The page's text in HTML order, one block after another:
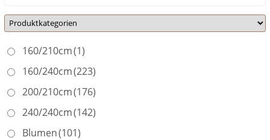
160/210cm(1)
160/240cm(223)
200/210cm(176)
240/240cm(142)
Blumen(101)